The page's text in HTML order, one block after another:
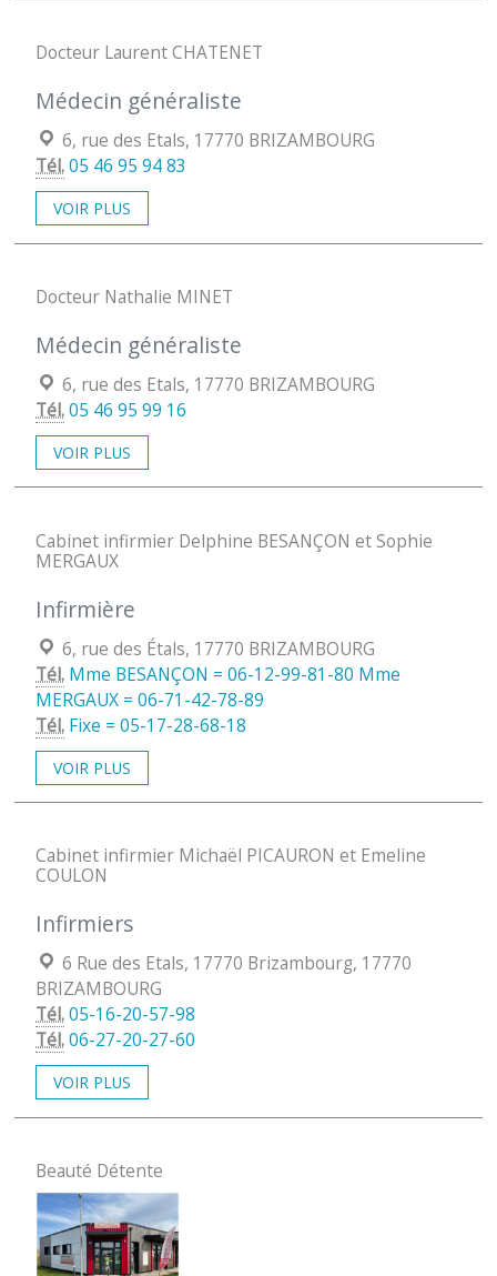
Docteur Laurent CHATENET
Médecin généraliste
Localisation :
6, rue des Etals, 17770 BRIZAMBOURG
Tél.05 46 95 94 83
VOIR PLUS
Docteur Nathalie MINET
Médecin généraliste
Localisation :
6, rue des Etals, 17770 BRIZAMBOURG
Tél.05 46 95 99 16
VOIR PLUS
Cabinet infirmier Delphine BESANÇON et Sophie
MERGAUX
Infirmière
Localisation :
6, rue des Étals, 17770 BRIZAMBOURG
Tél. Mme BESANÇON = 06-12-99-81-80 Mme
MERGAUX = 06-71-42-78-89
Tél. Fixe = 05-17-28-68-18
VOIR PLUS
Cabinet infirmier Michaël PICAURON et Emeline
COULON
Infirmiers
Localisation :
6 Rue des Etals, 17770 Brizambourg, 17770
BRIZAMBOURG
Tél.05-16-20-57-98
Tél.06-27-20-27-60
VOIR PLUS
Beauté Détente